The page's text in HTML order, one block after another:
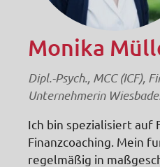
Monika
Dipl.-Psych., MCC (ICF),
Unternehmerin
Ich bin spezialisiert auf
Finanzcoaching. Mein
regelmäßig in